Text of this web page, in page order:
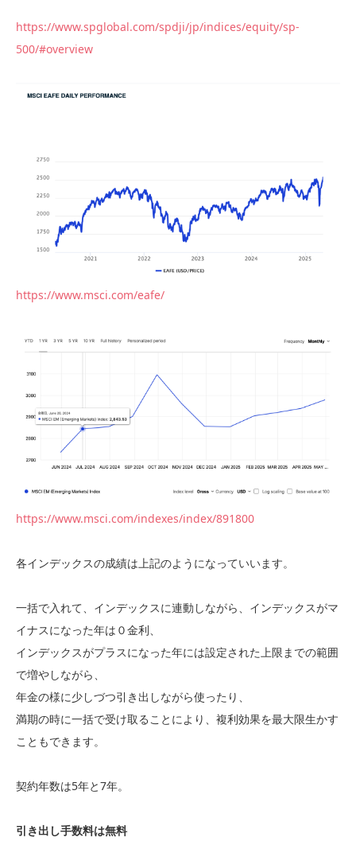
https://www.spglobal.com/spdji/jp/indices/equity/sp-
500/#overview
https://www.msci.com/eafe/
https://www.msci.com/indexes/index/891800
各インデックスの成績は上記のようになっていいます。
一括で入れて、インデックスに連動しながら、インデックスがマ
イナスになった年は０金利、
インデックスがプラスになった年には設定された上限までの範囲
で増やしながら、
年金の様に少しづつ引き出しながら使ったり、
満期の時に一括で受け取ることにより、複利効果を最大限生かす
こともできます。
契約年数は5年と7年。
引き出し手数料は無料